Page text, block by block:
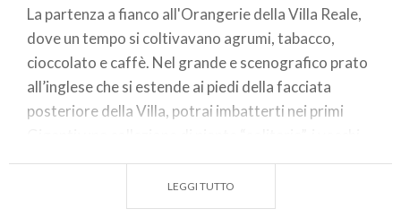
La partenza a fianco all'Orangerie della Villa Reale,
dove un tempo si coltivavano agrumi, tabacco,
cioccolato e caffè. Nel grande e scenografico prato
all’inglese che si estende ai piedi della facciata
posteriore della Villa, potrai imbatterti nei primi
faggi di epoca napoleonica.
SUA MAESTA IL GINKGO
LEGGI TUTTO